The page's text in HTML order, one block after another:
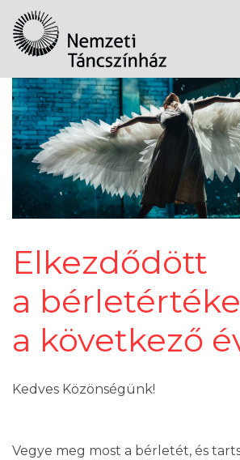
Elkezdődött
a
a következő
Kedves Közönségünk!
Vegye meg most a bérletét, és